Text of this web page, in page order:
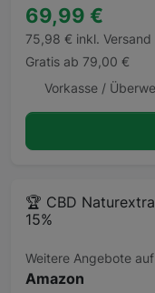
69,99 €
75,98 € inkl. Versand
Gratis ab 79,00 €
🏆 CBD
15%
Weitere Angebote auf
Amazon